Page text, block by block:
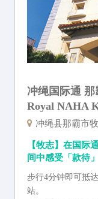
冲绳国际通
Royal NAHA
冲绳县那霸市
【牧志】在国际
间中感受「款待」
步行4分钟即可抵
站。